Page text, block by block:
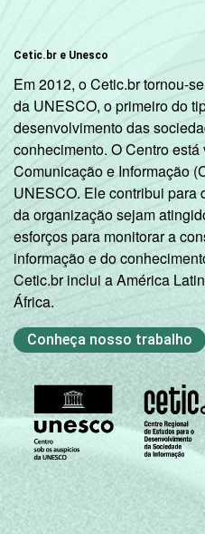
relacionadas e 91
Veja a tabela de
aproximadospara
indicador.
Fonte: NIC.br - out/
Cetic.br e Unesco
Em 2012, o Cetic.br tornou-
da UNESCO, o primeiro do
desenvolvimento das
conhecimento. O Centro
Comunicação e Informação
UNESCO. Ele contribui para
da organização sejam
esforços para monitorar a
informação e do
Cetic.br inclui a América
África.
Conheça nosso trabalho